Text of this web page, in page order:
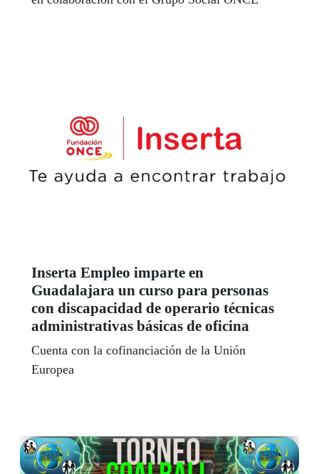
Inserta Empleo imparte en
Guadalajara un curso para personas
con discapacidad de operario técnicas
administrativas básicas de oficina
Cuenta con la cofinanciación de la Unión
Europea